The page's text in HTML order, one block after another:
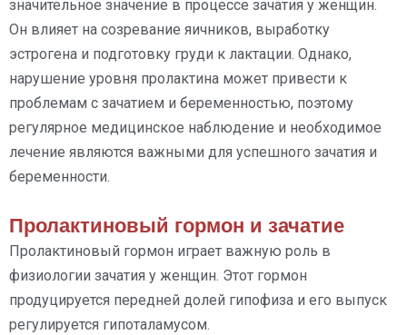
значительное значение в процессе зачатия у женщин.
Он влияет на созревание яичников, выработку
эстрогена и подготовку груди к лактации. Однако,
нарушение уровня пролактина может привести к
проблемам с зачатием и беременностью, поэтому
регулярное медицинское наблюдение и необходимое
лечение являются важными для успешного зачатия и
беременности.
Пролактиновый гормон и зачатие
Пролактиновый гормон играет важную роль в
физиологии зачатия у женщин. Этот гормон
продуцируется передней долей гипофиза и его выпуск
регулируется гипоталамусом.